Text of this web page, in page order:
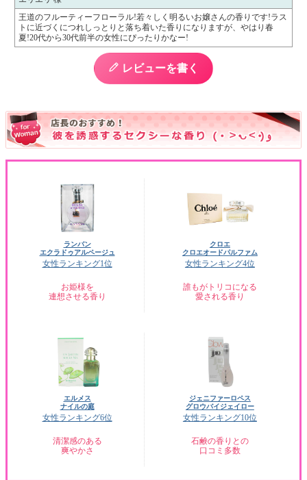
王道のフルーティーフローラル!若々しく明るいお嬢さんの香りです!ラス
トに近づくにつれしっとりと落ち着いた香りになりますが、やはり春
夏!20代から30代前半の女性にぴったりかなー!
レビューを書く
ランバン
エクラドゥアルページュ
女性ランキング1位
お姫様を
連想させる香り
クロエ
クロエオードパルファム
女性ランキング4位
誰もがトリコになる
愛される香り
エルメス
ナイルの庭
女性ランキング6位
清潔感のある
爽やかさ
ジェニファーロペス
グロウバイジェイロー
女性ランキング10位
石鹸の香りとの
口コミ多数